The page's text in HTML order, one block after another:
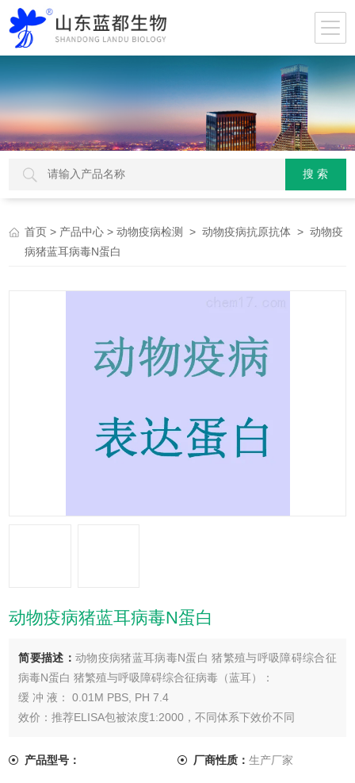
首页 > 产品中心 >动物疫病检测 >动物疫病抗原抗体 > 动物疫
病猪蓝耳病毒N蛋白
动物疫病猪蓝耳病毒N蛋白
简要描述： 动物疫病猪蓝耳病毒N蛋白 猪繁殖与呼吸障碍综合征
病毒N蛋白 猪繁殖与呼吸障碍综合征病毒（蓝耳）：
缓 冲 液： 0.01M PBS, PH 7.4
效价：推荐ELISA包被浓度1:2000，不同体系下效价不同
产品型号： 厂商性质： 生产厂家